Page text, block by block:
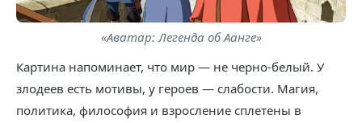
«Аватар: Легенда об Аанге»
Картина напоминает, что мир — не черно-белый. У
злодеев есть мотивы, у героев — слабости. Магия,
политика, философия и взросление сплетены в